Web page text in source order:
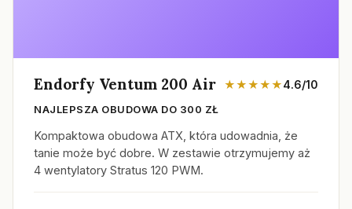
Endorfy Ventum 200 Air ★★★★★4.6/10
NAJLEPSZA OBUDOWA DO 300 ZŁ
Kompaktowa obudowa ATX, która udowadnia, że
tanie może być dobre. W zestawie otrzymujemy aż
4 wentylatory Stratus 120 PWM.